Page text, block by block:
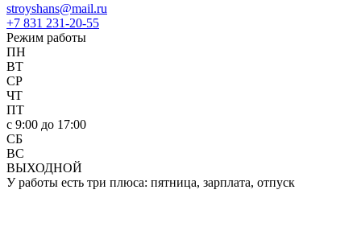
stroyshans@mail.ru
+7 831 231-20-55
Режим работы
ПН
ВТ
СР
ЧТ
ПТ
c 9:00 до 17:00
СБ
ВС
ВЫХОДНОЙ
У работы есть три плюса: пятница, зарплата, отпуск